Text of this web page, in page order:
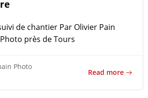
de chantier Par Olivier Pain
près de Tours
Photo
Read more